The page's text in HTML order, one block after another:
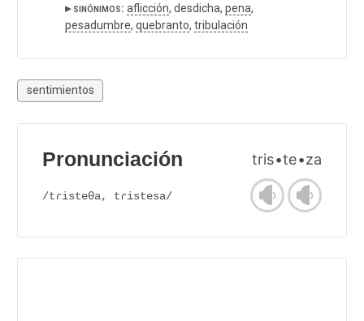
▸ sinónimos: aflicción, desdicha, pena,
pesadumbre, quebranto, tribulación
sentimientos
Pronunciación tris•te•za
/tɾisteθa, tɾistesa/